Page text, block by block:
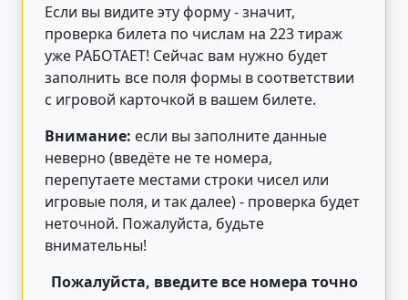
Если вы видите эту форму - значит,
проверка билета по числам на 223 тираж
уже РАБОТАЕТ! Сейчас вам нужно будет
заполнить все поля формы в соответствии
с игровой карточкой в вашем билете.
Внимание: если вы заполните данные
неверно (введёте не те номера,
перепутаете местами строки чисел или
игровые поля, и так далее) - проверка будет
неточной. Пожалуйста, будьте
внимательны!
Пожалуйста, введите все номера точно